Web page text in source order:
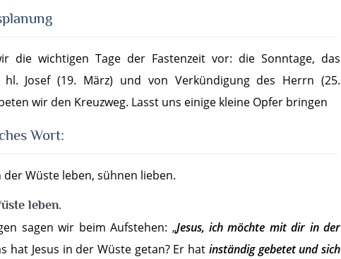
die wichtigen Tage der Fastenzeit vor: die Sonntage, das
hl. Josef (19. März) und von Verkündigung des Herrn (25.
wir den Kreuzweg. Lasst uns einige kleine Opfer bringen
Wort:
der Wüste leben, sühnen lieben.
leben.
sagen wir beim Aufstehen: „Jesus, ich möchte mit dir in der
hat Jesus in der Wüste getan? Er hat inständig gebetet und sich